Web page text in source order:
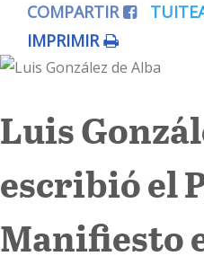
Editorial
Nacional
Colaboradores
COMPARTIR
IMPRIMIR
Luis
escribió el
Manifiesto